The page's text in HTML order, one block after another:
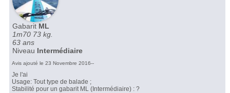
Gabarit ML
1m70 73 kg.
63 ans
Niveau Intermédiaire
Avis ajouté le 23 Novembre 2016--
Je l'ai
Usage: Tout type de balade ;
Stabilité pour un gabarit ML (Intermédiaire) : ?